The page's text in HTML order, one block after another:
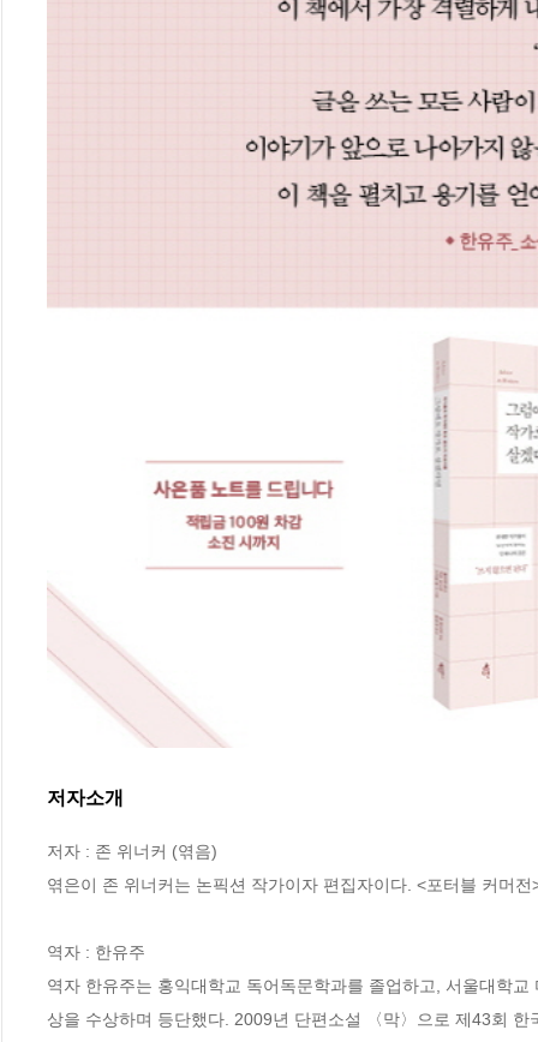
저자소개
저자 : 존 위너커 (엮음)
엮은이 존 위너커는 논픽션 작가이자 편집자이다. <포터블 커머
역자 : 한유주
역자 한유주는 홍익대학교 독어독문학과를 졸업하고, 서울대학
상을 수상하며 등단했다. 2009년 단편소설 〈막〉으로 제43회